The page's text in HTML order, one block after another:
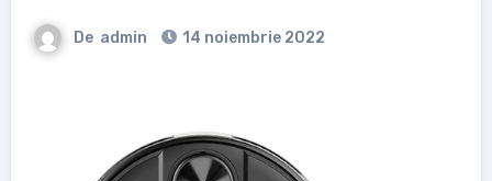
De admin 14 noiembrie 2022